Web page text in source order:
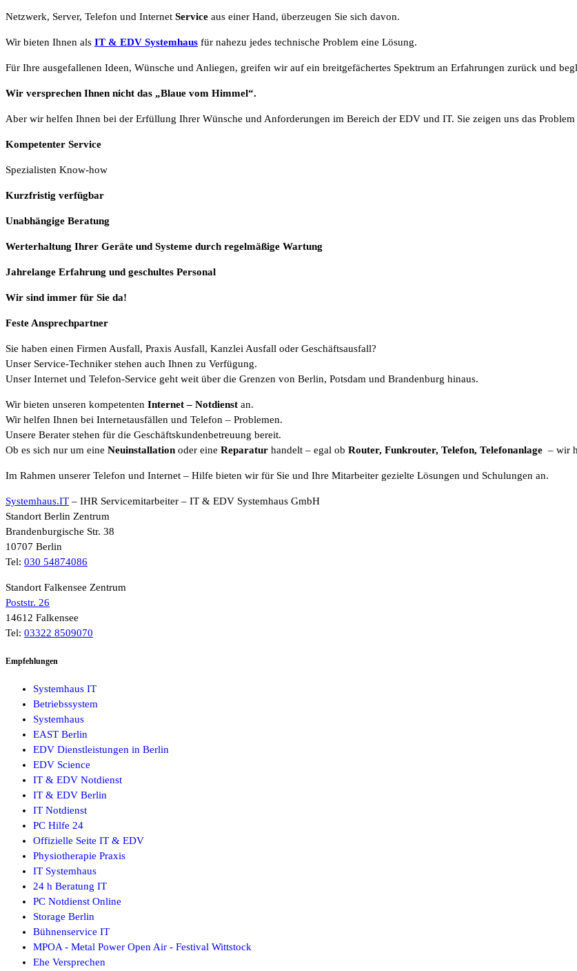
Netzwerk, Server, Telefon und Internet Service aus einer Hand, überzeugen Sie sich davon.
Wir bieten Ihnen als IT & EDV Systemhaus für nahezu jedes technische Problem eine Lösung.
Für Ihre ausgefallenen Ideen, Wünsche und Anliegen, greifen wir auf ein breitgefächertes Spektrum an Erfahrungen zurück und
Wir versprechen Ihnen nicht das „Blaue vom Himmel“.
Aber wir helfen Ihnen bei der Erfüllung Ihrer Wünsche und Anforderungen im Bereich der EDV und IT. Sie zeigen uns das
Kompetenter Service
Spezialisten Know-how
Kurzfristig verfügbar
Unabhängige Beratung
Werterhaltung Ihrer Geräte und Systeme durch regelmäßige Wartung
Jahrelange Erfahrung und geschultes Personal
Wir sind immer für Sie da!
Feste Ansprechpartner
Sie haben einen Firmen Ausfall, Praxis Ausfall, Kanzlei Ausfall oder Geschäftsausfall?
Unser Service-Techniker stehen auch Ihnen zu Verfügung.
Unser Internet und Telefon-Service geht weit über die Grenzen von Berlin, Potsdam und Brandenburg hinaus.
Wir bieten unseren kompetenten Internet– Notdienst an.
Wir helfen Ihnen bei Internetausfällen und Telefon – Problemen.
Unsere Berater stehen für die Geschäftskundenbetreuung bereit.
Ob es sich nur um eine Neuinstallation oder eine Reparatur handelt – egal ob Router, Funkrouter, Telefon, Telefonanlage – wir
Im Rahmen unserer Telefon und Internet – Hilfe bieten wir für Sie und Ihre Mitarbeiter gezielte Lösungen und Schulungen an.
Systemhaus.IT – IHR Servicemitarbeiter – IT & EDV Systemhaus GmbH
Standort Berlin Zentrum
Brandenburgische Str. 38
10707 Berlin
Tel: 030 54874086
Standort Falkensee Zentrum
Poststr. 26
14612 Falkensee
Tel: 03322 8509070
Empfehlungen
Systemhaus IT
Betriebssystem
Systemhaus
EAST Berlin
EDV Dienstleistungen in Berlin
EDV Science
IT & EDV Notdienst
IT & EDV Berlin
IT Notdienst
PC Hilfe 24
Offizielle Seite IT & EDV
Physiotherapie Praxis
IT Systemhaus
24 h Beratung IT
PC Notdienst Online
Storage Berlin
Bühnenservice IT
MPOA - Metal Power Open Air - Festival Wittstock
Ehe Versprechen